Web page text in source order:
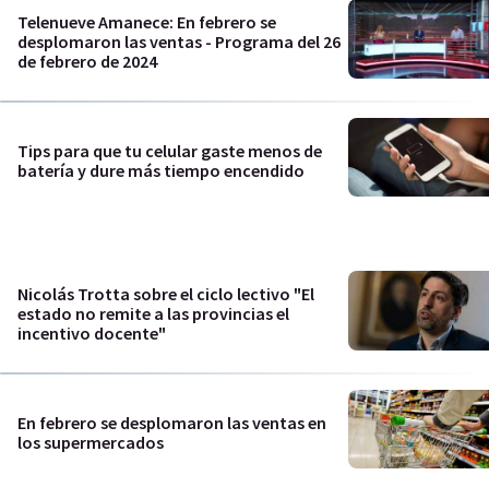
Telenueve Amanece: En febrero se
desplomaron las ventas - Programa del 26
de febrero de 2024
Tips para que tu celular gaste menos de
batería y dure más tiempo encendido
Nicolás Trotta sobre el ciclo lectivo "El
estado no remite a las provincias el
incentivo docente"
En febrero se desplomaron las ventas en
los supermercados